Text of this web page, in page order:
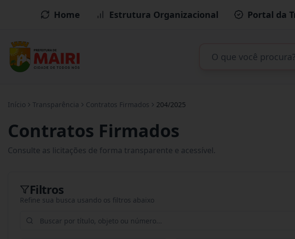
Home Estrutura Organizacional Portal da
Início Transparência Contratos Firmados 204/2025
Contratos Firmados
Consulte as licitações de forma transparente e acessível.
Filtros
Refine sua busca usando os filtros abaixo